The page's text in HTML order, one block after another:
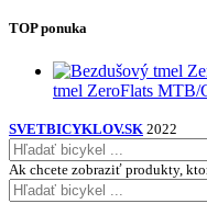
TOP ponuka
tmel ZeroFlats MTB/
SVETBICYKLOV.SK 2022
Ak chcete zobraziť produkty,